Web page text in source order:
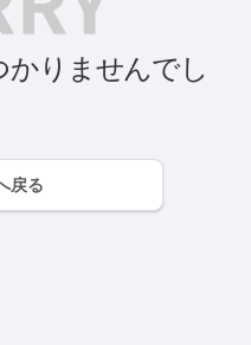
かりませんでし
戻る